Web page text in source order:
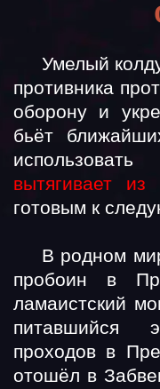
Умелый
противника
оборону и
бьёт
вытягивает
готовым к
В родном
пробоин в
ламаистский
питавшийся
проходов в
отошёл в